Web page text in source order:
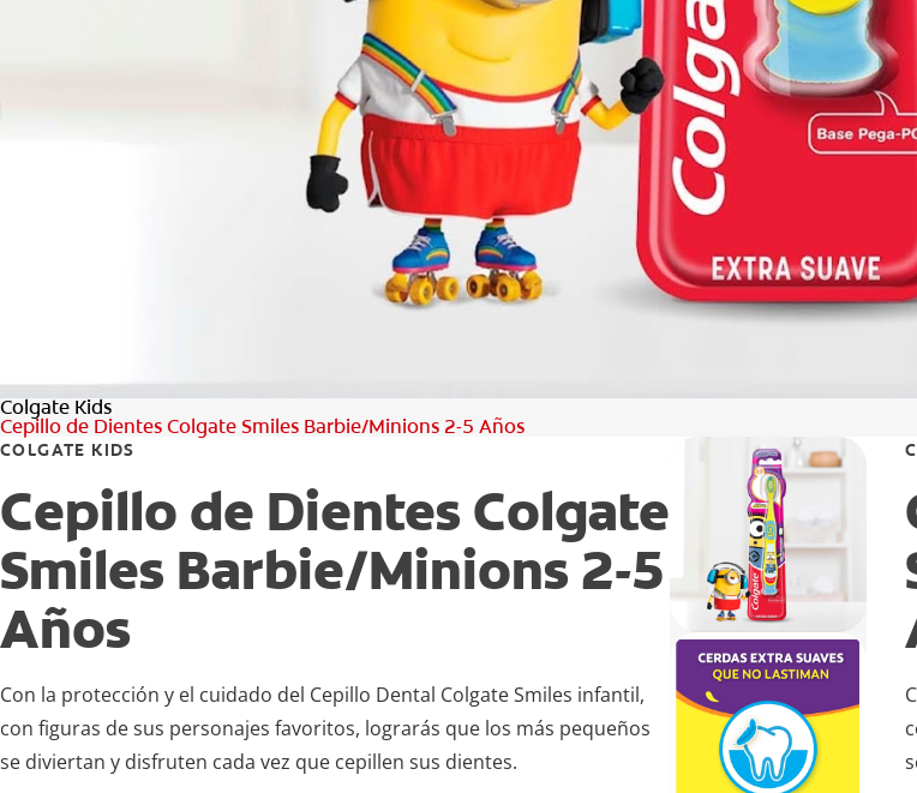
Colgate Kids
Cepillo de Dientes Colgate Smiles Barbie/Minions 2-5 Años
COLGATE KIDS
Cepillo de Dientes Colgate
Smiles Barbie/Minions 2-5
Años
Con la protección y el cuidado del Cepillo Dental Colgate Smiles infantil,
con figuras de sus personajes favoritos, lograrás que los más pequeños
se diviertan y disfruten cada vez que cepillen sus dientes.